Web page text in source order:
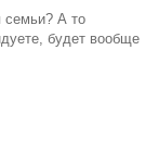
семьи? А то
будет вообще